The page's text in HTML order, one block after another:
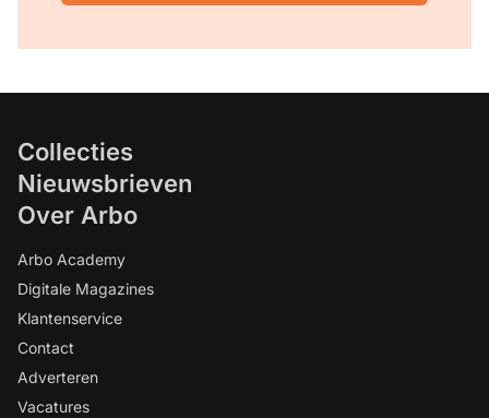
Collecties
Nieuwsbrieven
Over Arbo
Arbo Academy
Digitale Magazines
Klantenservice
Contact
Adverteren
Vacatures